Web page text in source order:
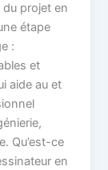
projet en
étape
:
et
aide au et
Qu’est-ce
en